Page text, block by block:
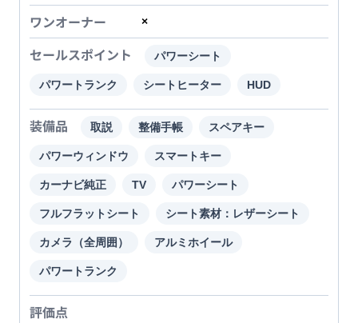
ワンオーナー ×
セールスポイント パワーシート
パワートランク シートヒーター HUD
装備品 取説 整備手帳 スペアキー
パワーウィンドウ スマートキー
カーナビ純正 TV パワーシート
フルフラットシート シート素材：レザーシート
カメラ（全周囲） アルミホイール
パワートランク
評価点